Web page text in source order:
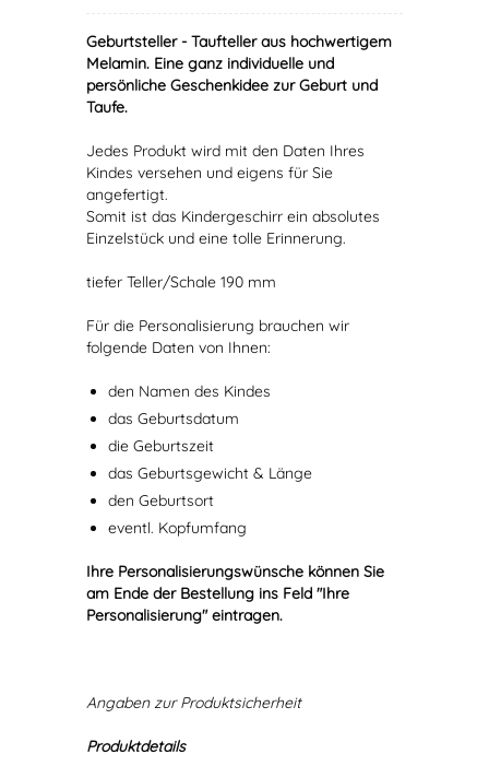
Geburtsteller - Taufteller aus hochwertigem
Melamin. Eine ganz individuelle und
persönliche Geschenkidee zur Geburt und
Taufe.
Jedes Produkt wird mit den Daten Ihres
Kindes versehen und eigens für Sie
angefertigt.
Somit ist das Kindergeschirr ein absolutes
Einzelstück und eine tolle Erinnerung.
tiefer Teller/Schale 190 mm
Für die Personalisierung brauchen wir
folgende Daten von Ihnen:
den Namen des Kindes
das Geburtsdatum
die Geburtszeit
das Geburtsgewicht & Länge
den Geburtsort
eventl. Kopfumfang
Ihre Personalisierungswünsche können Sie
am Ende der Bestellung ins Feld "Ihre
Personalisierung" eintragen.
Angaben zur Produktsicherheit
Produktdetails